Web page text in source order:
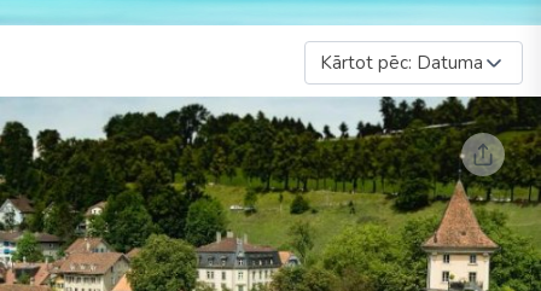
Kārtot pēc: Datuma